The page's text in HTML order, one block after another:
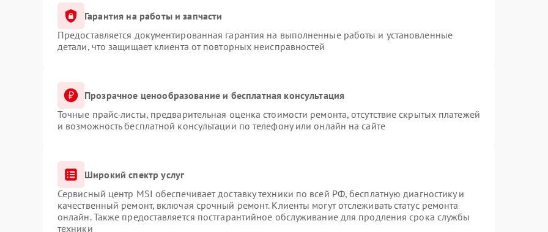
Гарантия на работы и запчасти
Предоставляется документированная гарантия на выполненные работы и установленные
детали, что защищает клиента от повторных неисправностей
Прозрачное ценообразование и бесплатная консультация
Точные прайс-листы, предварительная оценка стоимости ремонта, отсутствие скрытых платежей
и возможность бесплатной консультации по телефону или онлайн на сайте
Широкий спектр услуг
Сервисный центр MSI обеспечивает доставку техники по всей РФ, бесплатную диагностику и
качественный ремонт, включая срочный ремонт. Клиенты могут отслеживать статус ремонта
онлайн. Также предоставляется постгарантийное обслуживание для продления срока службы
техники